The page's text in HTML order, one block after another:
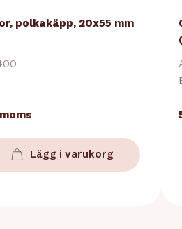
polkakäpp, 20x55 mm
Lägg i varukorg